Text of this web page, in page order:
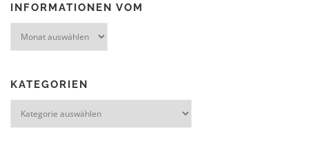
INFORMATIONEN VOM
KATEGORIEN